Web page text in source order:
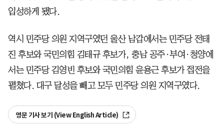
입성하게 됐다.
역시 민주당 의원 지역구였던 울산 남갑에서는 민주당 전태
진 후보와 국민의힘 김태규 후보가, 충남 공주·부여·청양에
서는 민주당 김영빈 후보와 국민의힘 윤용근 후보가 접전을
펼쳤다. 대구 달성을 빼고 모두 민주당 의원 지역구였다.
영문 기사 보기 (View English Article)